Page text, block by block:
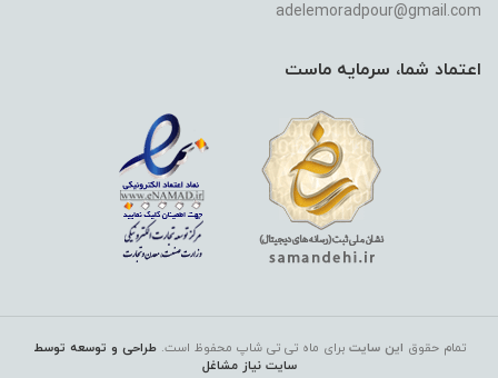
adelemoradpour@gmail.com
اعتماد شما، سرمایه ماست
تمام حقوق این سایتبرای ماه تی تی شاپ محفوظ است.طراحی و توسعه توسط
سایت نیاز مشاغل